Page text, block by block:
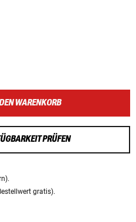
WARENKORB
PRÜFEN
gratis).